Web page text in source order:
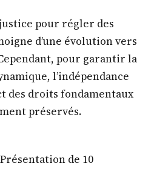
pour régler des
d’une évolution vers
pour garantir la
l’indépendance
des droits fondamentaux
préservés.
de 10